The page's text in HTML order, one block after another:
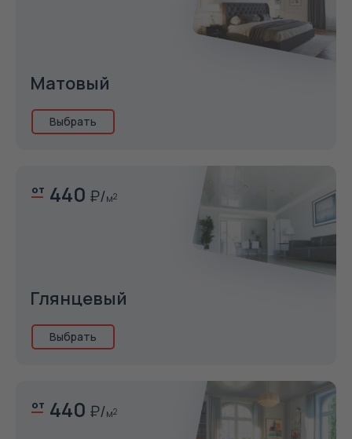
Матовый
Выбрать
от 440 м2
Глянцевый
Выбрать
от 440 м2